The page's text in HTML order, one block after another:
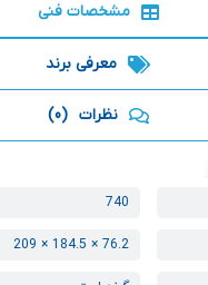
مشخصات فنی
معرفی برند
نظرات (0)
740
76.2 × 184.5 × 209